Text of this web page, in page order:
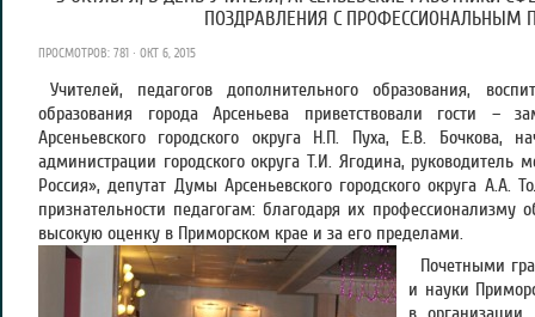
ПОЗДРАВЛЕНИЯ С ПРОФЕССИОНАЛЬНЫМ
ПРОСМОТРОВ: 781 · ОКТ 6, 2015
Учителей, педагогов дополнительного образования,
образования города Арсеньева приветствовали гости –
Арсеньевского городского округа Н.П. Пуха, Е.В. Бочкова,
администрации городского округа Т.И. Ягодина, руководитель
Россия», депутат Думы Арсеньевского городского округа А.А.
признательности педагогам: благодаря их профессионализму
высокую оценку в Приморском крае и за его пределами.
Почетными
и науки